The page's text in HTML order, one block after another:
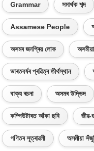
Grammar সমাৰ্থক শব্দ
Assamese People
অসমৰ জনপ্ৰিয় লোক
ভাৰতবৰ্ষৰ প্ৰৱিত্ৰ তীৰ্থস্থান
বাক্য ৰচনা অসমৰ উদ্ভিদ
কম্পিউটাৰত আঁকা ছবি জীৱ-
গণিতৰ সূত্ৰাৱলী অসমীয়া